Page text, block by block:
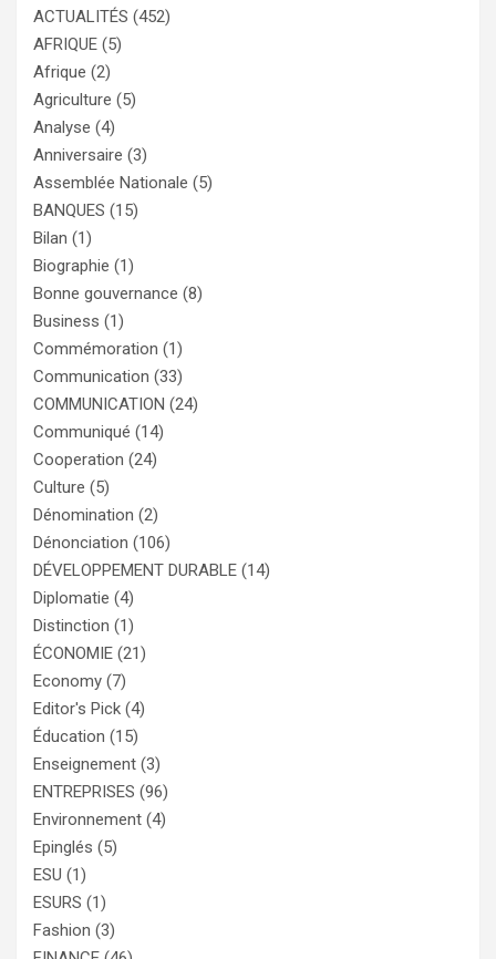
ACTUALITÉS (452)
AFRIQUE (5)
Afrique (2)
Agriculture (5)
Analyse (4)
Anniversaire (3)
Assemblée Nationale (5)
BANQUES (15)
Bilan (1)
Biographie (1)
Bonne gouvernance (8)
Business (1)
Commémoration (1)
Communication (33)
COMMUNICATION (24)
Communiqué (14)
Cooperation (24)
Culture (5)
Dénomination (2)
Dénonciation (106)
DÉVELOPPEMENT DURABLE (14)
Diplomatie (4)
Distinction (1)
ÉCONOMIE (21)
Economy (7)
Editor's Pick (4)
Éducation (15)
Enseignement (3)
ENTREPRISES (96)
Environnement (4)
Epinglés (5)
ESU (1)
ESURS (1)
Fashion (3)